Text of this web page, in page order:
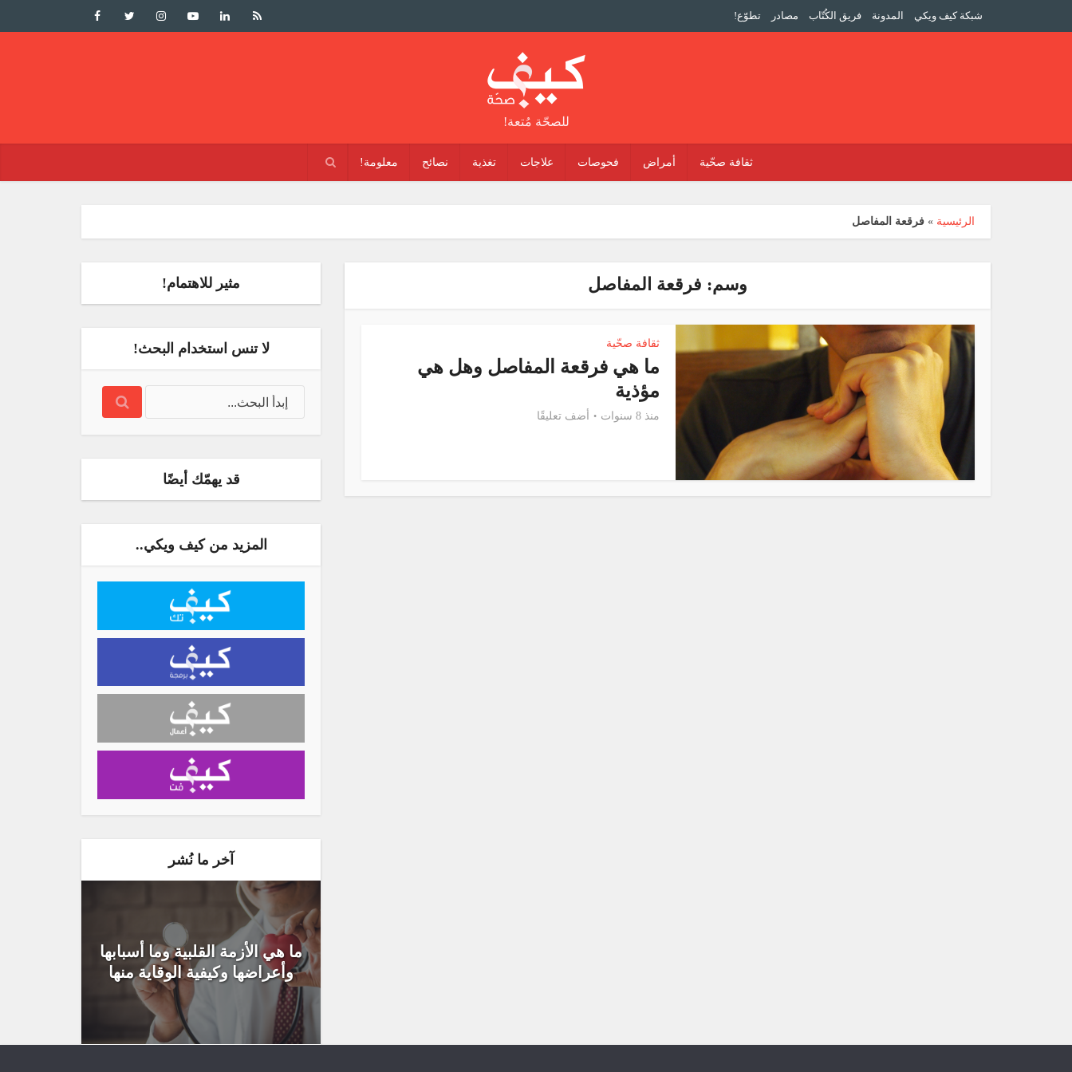
شبكة كيف ويكي المدونة فريق الكُتّاب مصادر تطوّع!
للصحّة مُتعة!
ثقافة صحّية أمراض فحوصات علاجات تغذية نصائح معلومة!
الرئيسية » فرقعة المفاصل
مثير للاهتمام!
لا تنس استخدام البحث!
قد يهمّك أيضًا
المزيد من كيف ويكي..
آخر ما نُشر
ما هي الأزمة القلبية وما أسبابها
وأعراضها وكيفية الوقاية منها
وسم: فرقعة المفاصل
ثقافة صحّية
ما هي فرقعة المفاصل وهل هي
مؤذية
منذ 8 سنوات أضف تعليقًا